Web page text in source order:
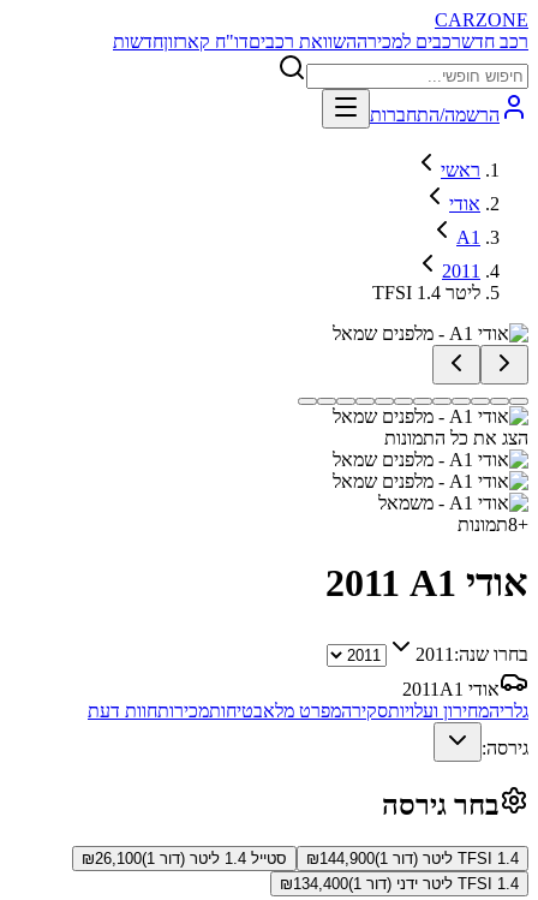
CARZONE
רכב חדשרכבים למכירההשוואת רכביםדו"ח קארזוןחדשות
הרשמה/התחברות
ראשי
אודי
A1
2011
TFSI 1.4 ליטר
הצג את כל התמונות
+
8תמונות
אודי A1 2011
בחרו שנה: 2011
אודי A1
2011
גלריהמחירון ועלויותסקירהמפרט מלאבטיחותמכירותחוות דעת
גירסה:
בחר גירסה
TFSI 1.4 ליטר (דור 1) ₪144,900 סטייל 1.4 ליטר (דור 1) ₪26,100
TFSI 1.4 ליטר ידני (דור 1)
₪134,400